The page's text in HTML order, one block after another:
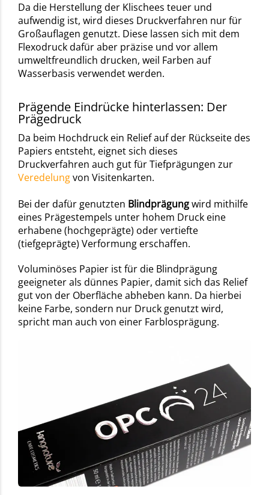
Da die Herstellung der Klischees teuer und
aufwendig ist, wird dieses Druckverfahren nur für
Großauflagen genutzt. Diese lassen sich mit dem
Flexodruck dafür aber präzise und vor allem
umweltfreundlich drucken, weil Farben auf
Wasserbasis verwendet werden.
Prägende Eindrücke hinterlassen: Der
Prägedruck
Da beim Hochdruck ein Relief auf der Rückseite des
Papiers entsteht, eignet sich dieses
Druckverfahren auch gut für Tiefprägungen zur
Veredelungvon Visitenkarten.
Bei der dafür genutzten Blindprägungwird mithilfe
eines Prägestempels unter hohem Druck eine
erhabene (hochgeprägte) oder vertiefte
(tiefgeprägte) Verformung erschaffen.
Voluminöses Papier ist für die Blindprägung
geeigneter als dünnes Papier, damit sich das Relief
gut von der Oberfläche abheben kann. Da hierbei
keine Farbe, sondern nur Druck genutzt wird,
spricht man auch von einer Farblosprägung.